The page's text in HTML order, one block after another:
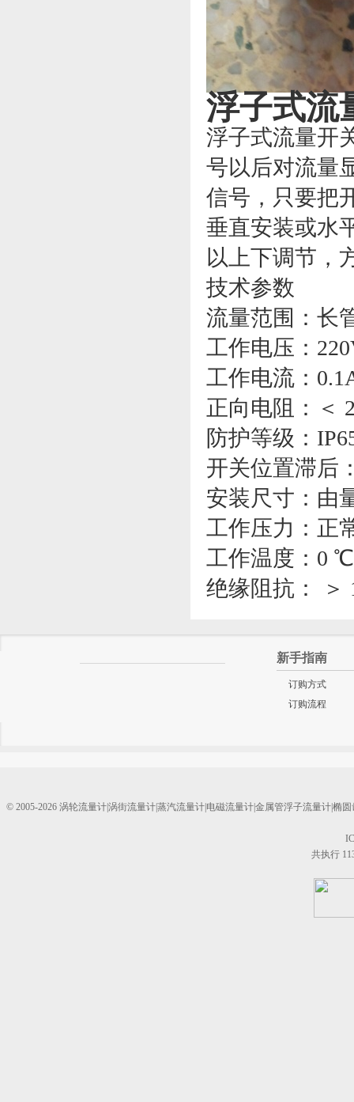
浮子式流
浮子式流量开
号以后对流量
信号，只要把
垂直安装或水
以上下调节，
技术参数
流量范围：长
工作电压：
工作电流：
正向电阻：＜
防护等级：
开关位置滞后
安装尺寸：由
工作压力：正
工作温度：0
绝缘阻抗： ＞
新手指南
订购方式
订购流程
© 2005-2026 涡轮流量计|涡街流量计|蒸汽流量计|电磁流量计|金属管浮子流量计|椭
共执行